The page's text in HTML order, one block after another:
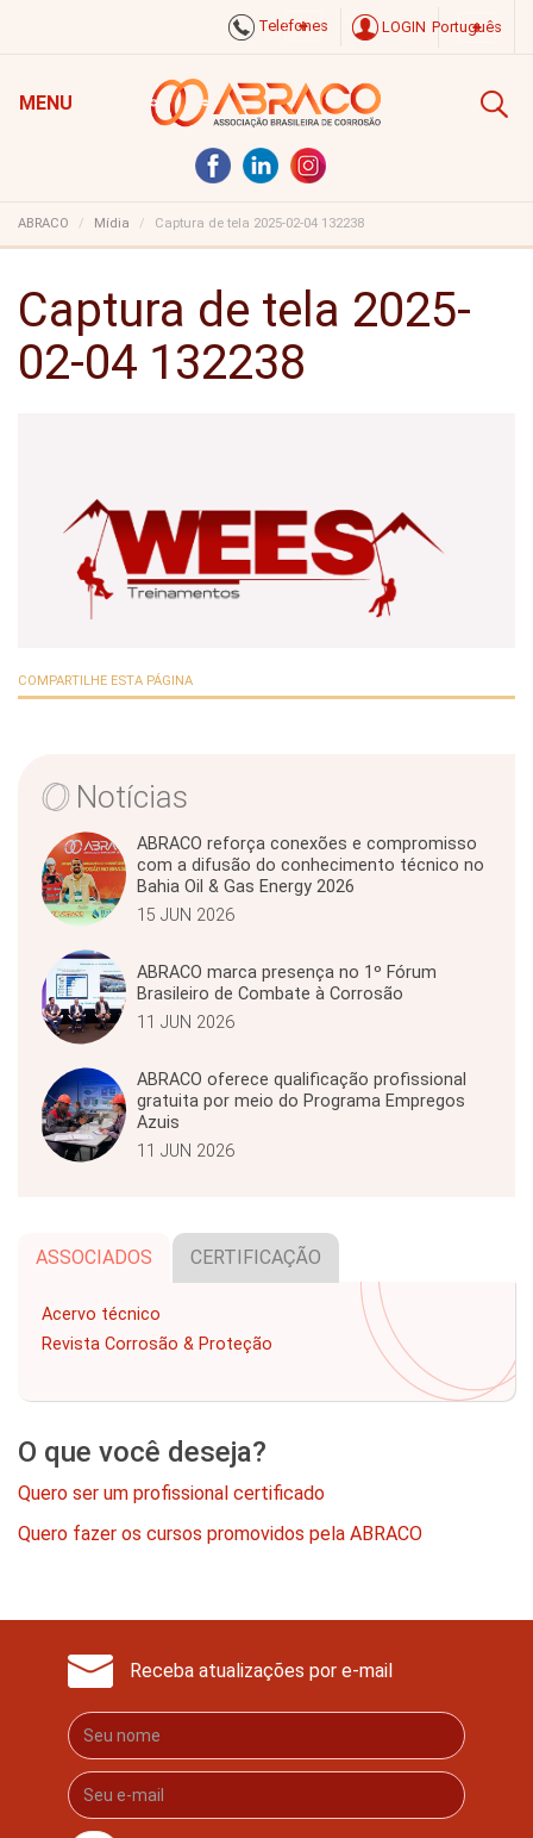
Telefones LOGIN Português
MENU
ABRACO Mídia Captura de tela 2025-02-04 132238
Captura de tela 2025-
02-04 132238
COMPARTILHE ESTA PÁGINA
Notícias
ABRACO reforça conexões e compromisso
com a difusão do conhecimento técnico no
Bahia Oil & Gas Energy 2026
15 JUN 2026
ABRACO marca presença no 1º Fórum
Brasileiro de Combate à Corrosão
11 JUN 2026
ABRACO oferece qualificação profissional
gratuita por meio do Programa Empregos
Azuis
11 JUN 2026
ASSOCIADOS CERTIFICAÇÃO
Acervo técnico
Revista Corrosão & Proteção
O que você deseja?
Quero ser um profissional certificado
Quero fazer os cursos promovidos pela ABRACO
Receba atualizações por e-mail